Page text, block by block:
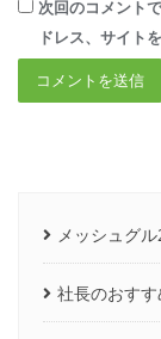
次回のコメント
ドレス、サイト
メッシュグ
社長のおす